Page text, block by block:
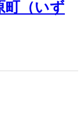
町（いず